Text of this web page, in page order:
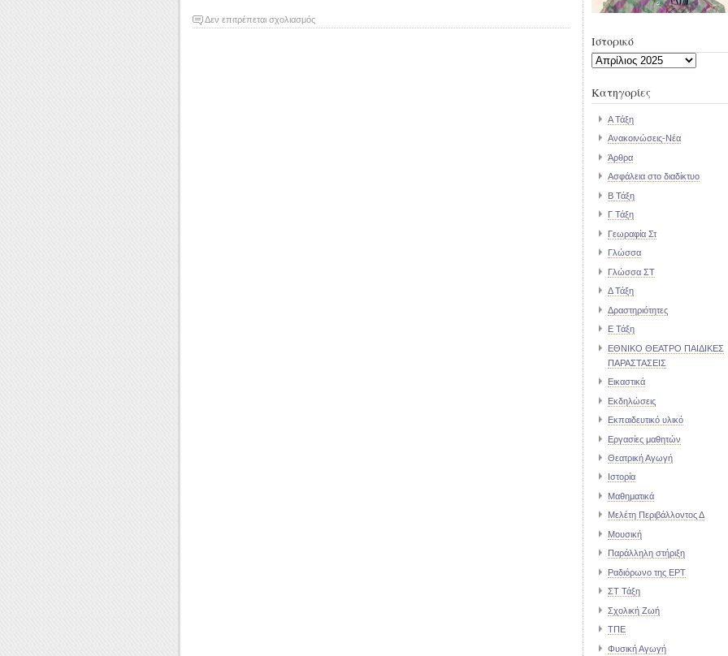
Δεν επιτρέπεται σχολιασμόςστο
Ιστορικό
Ιστορικό
Kατηγορίες
Α Τάξη
Ανακοινώσεις-Νέα
Άρθρα
Ασφάλεια στο διαδίκτυο
Β Τάξη
Γ Τάξη
Γεωραφία Στ
Γλώσσα
Γλώσσα ΣΤ
Δ Τάξη
Δραστηριότητες
Ε Τάξη
ΕΘΝΙΚΟ ΘΕΑΤΡΟ ΠΑΙΔΙΚΕΣ
ΠΑΡΑΣΤΑΣΕΙΣ
Εικαστικά
Εκδηλώσεις
Εκπαιδευτικό υλικό
Εργασίες μαθητών
Θεατρική Αγωγή
Ιστορία
Μαθηματικά
Μελέτη Περιβάλλοντος Δ
Μουσική
Παράλληλη στήριξη
Ραδιόρωνο της ΕΡΤ
ΣΤ Τάξη
Σχολική Ζωή
ΤΠΕ
Φυσική Αγωγή